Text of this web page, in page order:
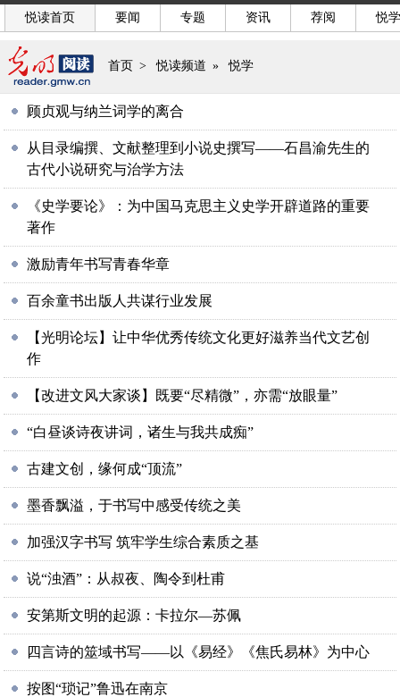
悦读首页 要闻 专题 资讯 荐阅 悦学
首页 > 悦读频道 » 悦学
顾贞观与纳兰词学的离合
从目录编撰、文献整理到小说史撰写——石昌渝先生的
古代小说研究与治学方法
《史学要论》：为中国马克思主义史学开辟道路的重要
著作
激励青年书写青春华章
百余童书出版人共谋行业发展
【光明论坛】让中华优秀传统文化更好滋养当代文艺创
作
【改进文风大家谈】既要“尽精微”，亦需“放眼量”
“白昼谈诗夜讲词，诸生与我共成痴”
古建文创，缘何成“顶流”
墨香飘溢，于书写中感受传统之美
加强汉字书写 筑牢学生综合素质之基
说“浊酒”：从叔夜、陶令到杜甫
安第斯文明的起源：卡拉尔—苏佩
四言诗的筮域书写——以《易经》《焦氏易林》为中心
按图“琐记”鲁迅在南京